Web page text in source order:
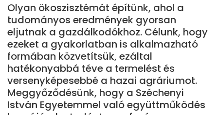
Olyan ökoszisztémát építünk, ahol a
tudományos eredmények gyorsan
eljutnak a gazdálkodókhoz. Célunk, hogy
ezeket a gyakorlatban is alkalmazható
formában közvetítsük, ezáltal
hatékonyabbá téve a termelést és
versenyképesebbé a hazai agráriumot.
Meggyőződésünk, hogy a Széchenyi
István Egyetemmel való együttműködés